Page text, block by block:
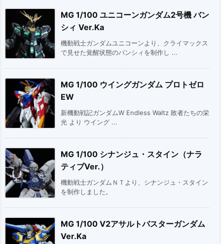
MG 1/100 ユニコーンガンダム2号機 バン
シィ Ver.Ka
機動戦士ガンダムユニコーンより、クライマックス
で見せた覚醒状態のバンシィを制作し ...
MG 1/100 ウイングガンダム プロトゼロ
EW
新機動戦記ガンダムW Endless Waltz 敗者たちの栄
光 より ウイング ...
MG 1/100 シナンジュ・スタイン（ナラ
ティブVer.）
機動戦士ガンダムＮＴより、シナンジュ・スタイン
を制作しました。
MG 1/100 V2アサルトバスターガンダム
Ver.Ka